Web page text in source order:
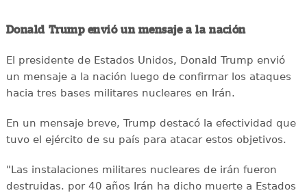
Donald Trump envió un mensaje a la nación
El presidente de Estados Unidos, Donald Trump envió
un mensaje a la nación luego de confirmar los ataques
hacia tres bases militares nucleares en Irán.
En un mensaje breve, Trump destacó la efectividad que
tuvo el ejército de su país para atacar estos objetivos.
"Las instalaciones militares nucleares de irán fueron
destruidas. por 40 años Irán ha dicho muerte a Estados